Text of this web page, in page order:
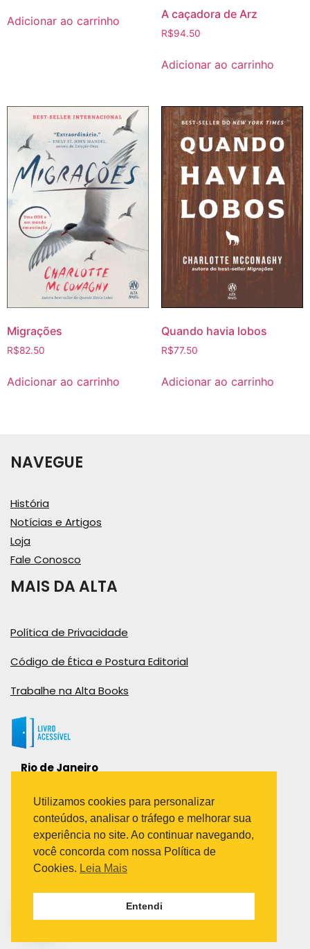
Adicionar ao carrinho A caçadora de Arz
R$94.50
Adicionar ao carrinho
Migrações
R$82.50
Adicionar ao carrinho
Quando havia lobos
R$77.50
Adicionar ao carrinho
NAVEGUE
História
Notícias e Artigos
Loja
Fale Conosco
MAIS DA ALTA
Política de Privacidade
Código de Ética e Postura Editorial
Trabalhe na Alta Books
Rio de Janeiro
Bairro Industrial do Jacaré
Rio de Janeiro – RJ – CEP: 20970-031
Telefone:
(21) 3278-8069
(21) 3995-7512
Avenida Paulista 1636 / sala 1407
Utilizamos cookies para personalizar
conteúdos, analisar o tráfego e melhorar sua
experiência no site. Ao continuar navegando,
você concorda com nossa Política de
Cookies. Leia Mais
Entendi